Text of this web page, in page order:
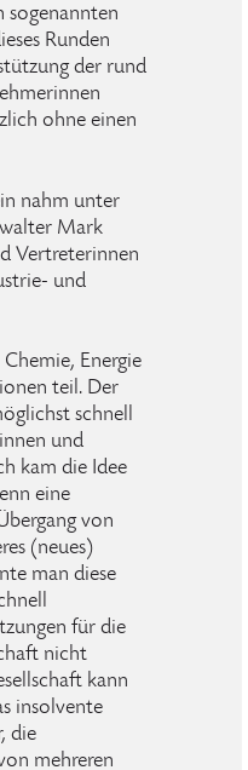
sogenannten
Runden
der rund
ohne einen
nahm unter
Mark
Vertreterinnen
und
Energie
teil. Der
schnell
und
kam die Idee
eine
von
(neues)
man diese
für die
nicht
kann
insolvente
die
mehreren